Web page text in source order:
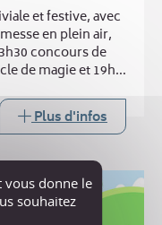
et festive, avec
en plein air,
concours de
Plus d'infos
vous donne le
souhaitez